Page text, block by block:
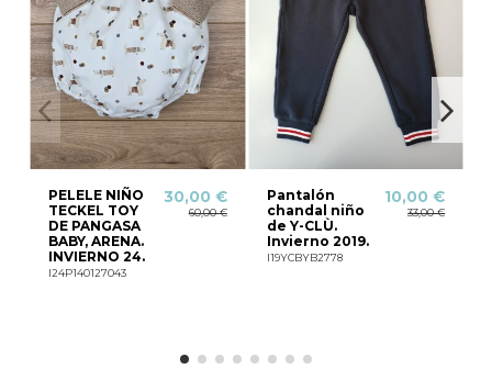
PELELE NIÑO
TECKEL TOY
DE PANGASA
BABY, ARENA.
INVIERNO 24.
I24P140127043
30,00 €
60,00 €
Pantalón
chandal niño
de Y-CLÙ.
Invierno 2019.
I19YCBYB2778
10,00 €
33,00 €